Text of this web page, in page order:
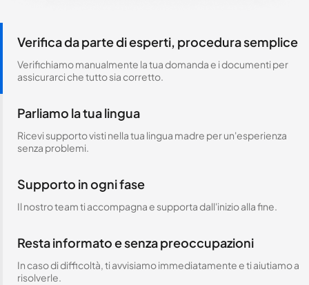
Verifica da parte di esperti, procedura semplice
Verifichiamo manualmente la tua domanda e i documenti per
assicurarci che tutto sia corretto.
Parliamo la tua lingua
Ricevi supporto visti nella tua lingua madre per un'esperienza
senza problemi.
Supporto in ogni fase
Il nostro team ti accompagna e supporta dall'inizio alla fine.
Resta informato e senza preoccupazioni
In caso di difficoltà, ti avvisiamo immediatamente e ti aiutiamo a
risolverle.